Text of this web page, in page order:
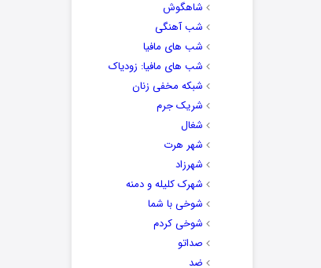
شاهگوش
شب آهنگی
شب های مافیا
شب های مافیا: زودیاک
شبکه مخفی زنان
شریک جرم
شغال
شهر هرت
شهرزاد
شهرک کلیله و دمنه
شوخی با شما
شوخی کردم
صداتو
ضد